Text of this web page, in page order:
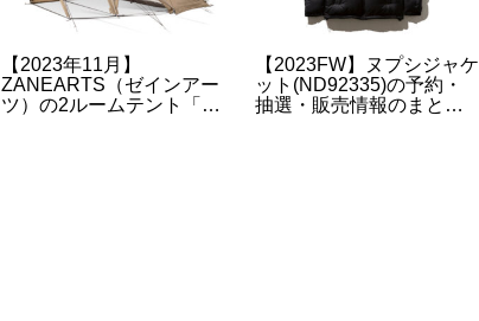
【2023年11月】
ZANEARTS（ゼインアー
ツ）の2ルームテント「ロ
【2023FW】ヌプシジャケ
ット(ND92335)の予約・
抽選・販売情報のまとめ |